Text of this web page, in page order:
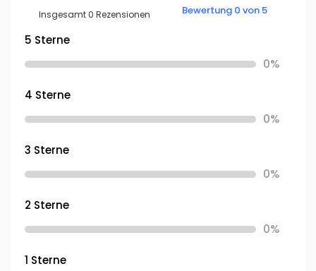
Insgesamt 0 Rezensionen
Bewertung 0 von 5
5 Sterne
0%
4 Sterne
0%
3 Sterne
0%
2 Sterne
0%
1 Sterne